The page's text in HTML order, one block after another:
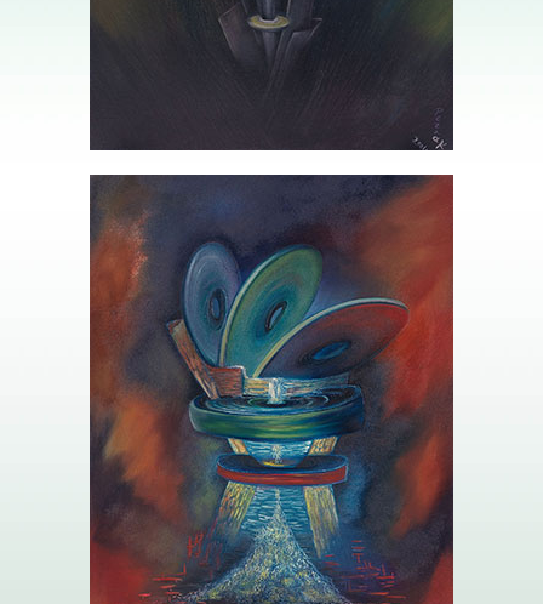
4 QUATRE DE DISQUES – LE POUVOIR